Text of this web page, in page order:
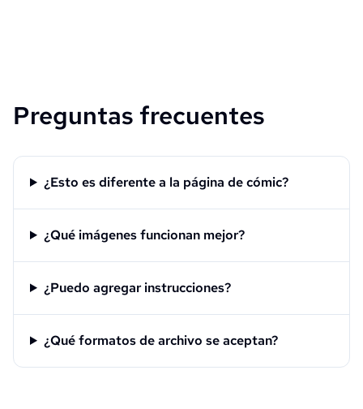
Preguntas frecuentes
¿Esto es diferente a la página de cómic?
¿Qué imágenes funcionan mejor?
¿Puedo agregar instrucciones?
¿Qué formatos de archivo se aceptan?